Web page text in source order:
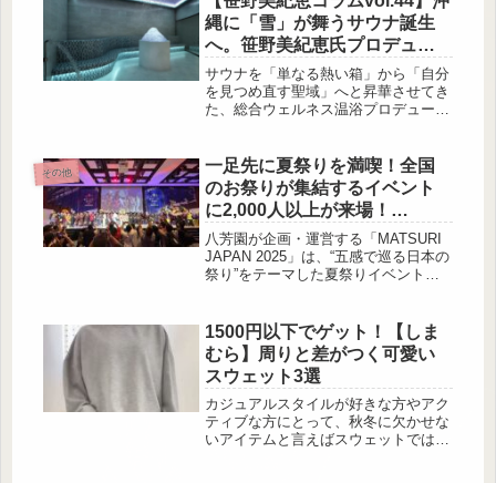
していますよ。今回は、この夏に大活
躍が期待されるしまむらのパンツをご
紹介します。涼しいのに透けない！最
強パンツ 出典:rionan_154様ご提供 軽
やかなシアー素材を重ねたパンツ。生
地が二重になっている為、下着が透け
る心配もありません...
縄に「雪」が舞うサウナ誕生
へ。笹野美紀恵氏プロデュー
ス「PGMホテルリゾート沖
縄」が最終仕上げに突入
サウナを「単なる熱い箱」から「自分
を見つめ直す聖域」へと昇華させてき
た、総合ウェルネス温浴プロデューサ
いま、沖縄・恩納村で新たなチャレン
ジに取り組んでいま […]
その他
一足先に夏祭りを満喫！全国
のお祭りが集結するイベント
に2,000人以上が来場！
MATSURI JAPAN 2025参加レ
ポ
八芳園が企画・運営する「MATSURI
JAPAN 2025」は、“五感で巡る日本の
祭り”をテーマした夏祭りイベント。
ーマンスを披露。また、地域の食を八
芳園シェフがアレンジした料理が目白
押しでした。当日の様子をレポートし
ます♡日本各地の祭りパフォーマンス
を観れるのはここだけ？2,000人超の
参加者も一緒に踊る唯一無二の空間！
出典:beautyまとめ...
1500円以下でゲット！【しま
むら】周りと差がつく可愛い
スウェット3選
カジュアルスタイルが好きな方やアク
ティブな方にとって、秋冬に欠かせな
いアイテムと言えばスウェットではな